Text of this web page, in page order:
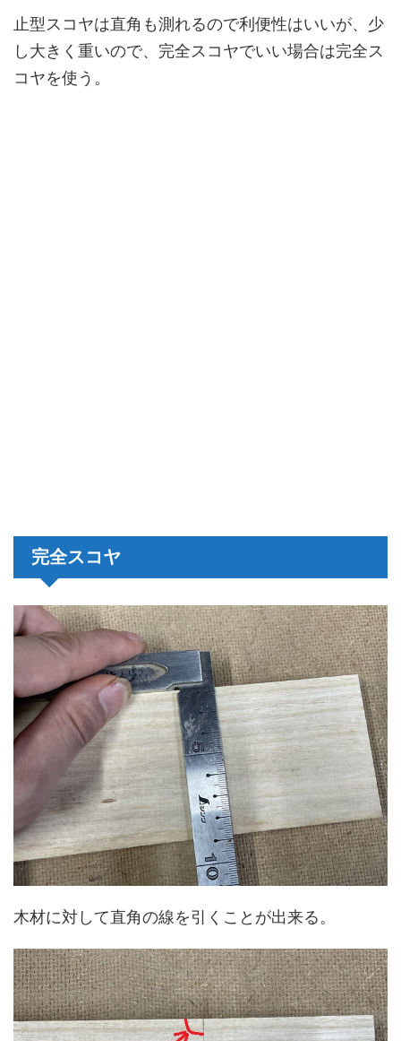
止型スコヤは直角も測れるので利便性はいいが、少
し大きく重いので、完全スコヤでいい場合は完全ス
コヤを使う。
完全スコヤ
木材に対して直角の線を引くことが出来る。